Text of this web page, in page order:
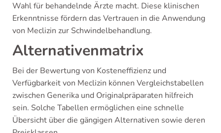
Wahl für behandelnde Ärzte macht. Diese klinischen
Erkenntnisse fördern das Vertrauen in die Anwendung
von Meclizin zur Schwindelbehandlung.
Alternativenmatrix
Bei der Bewertung von Kosteneffizienz und
Verfügbarkeit von Meclizin können Vergleichstabellen
zwischen Generika und Originalpräparaten hilfreich
sein. Solche Tabellen ermöglichen eine schnelle
Übersicht über die gängigen Alternativen sowie deren